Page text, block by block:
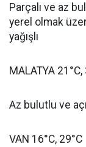
Parçalı ve az
yerel olmak
yağışlı
MALATYA 21°C,
Az bulutlu ve
VAN 16°C, 29°C